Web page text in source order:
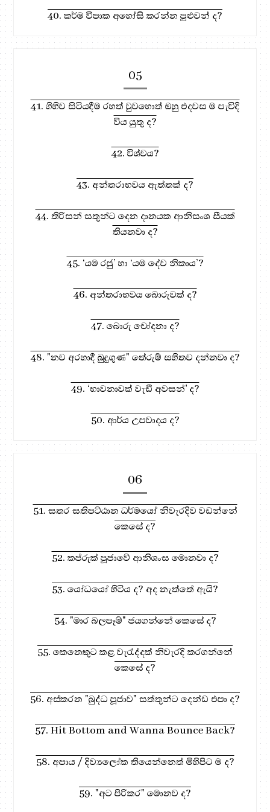
40. කර්ම විපාක අහෝසි කරන්න පුළුවන් ද?
05
41. ගිහිව සිටියදීම රහත් වුවහොත් ඔහු එදවස ම පැවිදි
විය යුතු ද?
42. විශ්වය?
43. අන්තරාභවය ඇත්තක් ද?
44. තිරිසන් සතුන්ට දෙන දානයක ආනිසංශ සීයක්
තියනවා ද?
45. ‘යම රජු’ හා ‘යම දේව නිකාය’?
46. අන්තරාභවය බොරුවක් ද?
47. බොරු චෝදනා ද?
48. "නව අරහාදී බුදුගුණ" තේරුම් සහිතව දන්නවා ද?
49. ‘භාවනාවක් වැඩී අවසන්' ද?
50. ආර්ය උපවාදය ද?
06
51. සතර සතිපට්ඨාන ධර්මයෝ නිවැරදිව වඩන්නේ
කෙසේ ද?
52. කප්රුක් පූජාවේ ආනිශංස මොනවා ද?
53. යෝධයෝ හිටිය ද? අද නැත්තේ ඇයි?
54. "මාර බලපෑම්" ජයගන්නේ කෙසේ ද?
55. කෙනෙකුට කළ වැරැද්දක් නිවැරදි කරගන්නේ
කෙසේ ද?
56. අස්කරන "බුද්ධ පූජාව" සත්තුන්ට දෙන්ඩ එපා ද?
57. Hit Bottom and Wanna Bounce Back?
58. අපාය / දිව්‍යලෝක තියෙන්නෙත් මිහිපිට ම ද?
59. "අට පිරිකර" මොනව ද?